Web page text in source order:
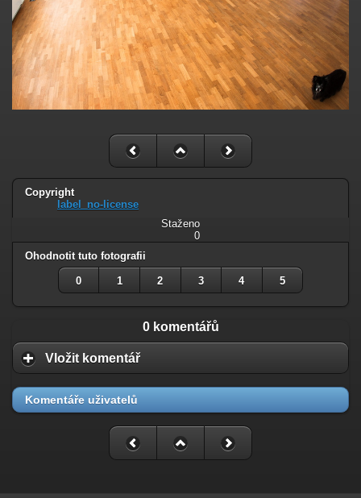
Copyright
label_no-license
Staženo
0
Ohodnotit tuto fotografii
0 1 2 3 4 5
0 komentářů
Vložit komentář
Komentáře uživatelů